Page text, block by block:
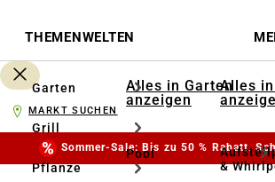
THEMENWELTEN
Garten
Grill
Pflanze
Alles in Garten
anzeigen
Pool
Alles
&
MARKT SUCHEN
Sommer-Sale: Bis zu 50 % Rabatt.